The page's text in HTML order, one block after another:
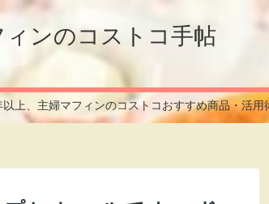
ィンのコストコ手帖
上、主婦マフィンのコストコおすすめ商品・活用